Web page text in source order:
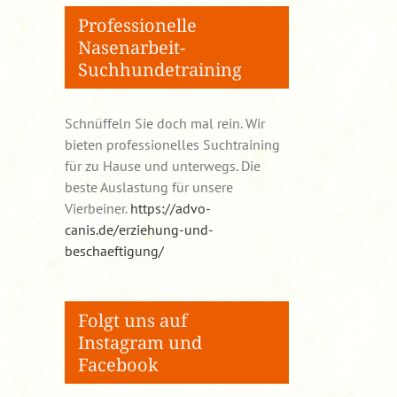
Professionelle
Nasenarbeit-
Suchhundetraining
Schnüffeln Sie doch mal rein. Wir
bieten professionelles Suchtraining
für zu Hause und unterwegs. Die
beste Auslastung für unsere
Vierbeiner. https://advo-
canis.de/erziehung-und-
beschaeftigung/
Folgt uns auf
Instagram und
Facebook